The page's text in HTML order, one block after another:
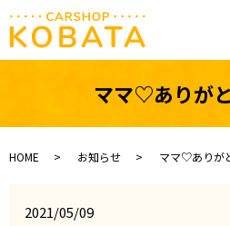
ママ♡ありが
HOME お知らせ ママ♡ありが
2021/05/09